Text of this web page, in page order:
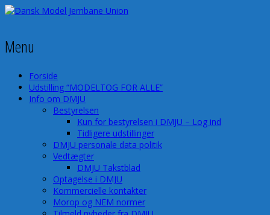
Menu
Forside
Udstilling “MODELTOG FOR ALLE”
Info om DMJU
Bestyrelsen
Kun for bestyrelsen i DMJU – Log ind
Tidligere udstillinger
DMJU personale data politik
Vedtægter
DMJU Takstblad
Optagelse i DMJU
Kommercielle kontakter
Morop og NEM normer